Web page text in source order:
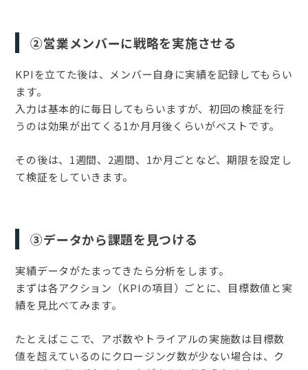
②営業メンバーに戦略を実施させる
KPIを立てた後は、メンバー自身に実績を記録してもらい
ます。
入力は基本的に毎日してもらいますが、初回の検証を行
うのは効果が出てくる1か月月後くらいがベストです。
その後は、1週間、2週間、1か月ごとなど、期限を設定し
て検証をしていきます。
③データから課題を見つける
実績データがたまってきたら分析をします。
まずは各アクション（KPIの項目）ごとに、目標数値と実
績を見比べてみます。
たとえばここで、アポ数やトライアルの実施数は目標数
値を超えているのにクロージング数が少ない場合は、ク